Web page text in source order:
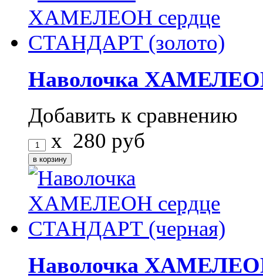
Наволочка
Добавить к сравнению
x 280 руб
Наволочка